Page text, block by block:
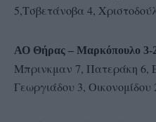
5,Τσβετάνοβα 4,
ΑΟ Θήρας – Μαρκόπουλο 3-
Μπρινκμαν 7, Πατεράκη 6,
Γεωργιάδου 3, Οικονομίδου